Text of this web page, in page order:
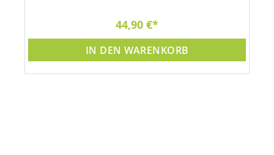
44,90 €
IN DEN WARENKORB